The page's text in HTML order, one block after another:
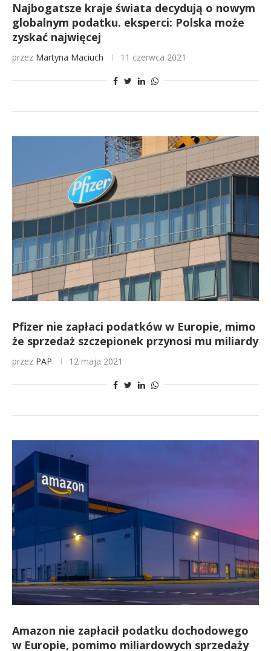
Najbogatsze kraje świata decydują o nowym
globalnym podatku. eksperci: Polska może
zyskać najwięcej
przez Martyna Maciuch 11 czerwca 2021
Pfizer nie zapłaci podatków w Europie, mimo
że sprzedaż szczepionek przynosi mu miliardy
przez PAP 12 maja 2021
Amazon nie zapłacił podatku dochodowego
w Europie, pomimo miliardowych sprzedaży